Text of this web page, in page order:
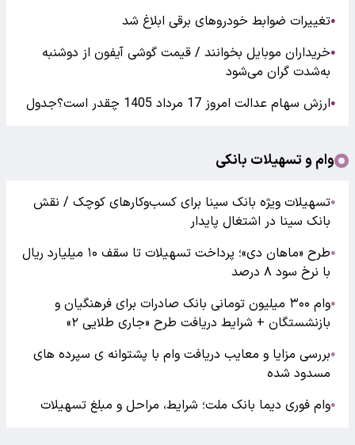
●تغییرات ضوابط خودروهای برقی ابلاغ شد
●خریداران موبایل بخوانند / قیمت گوشی آیفون از دوشنبه
به‌شدت گران‌ می‌شود
●ارزش سهام عدالت امروز 17 مرداد 1405 چقدر است؟جدول
وام و تسهیلات بانکی
●تسهیلات ویژه بانک سینا برای کسب‌وکارهای کوچک / نقش
بانک سینا در اشتغال پایدار
●
طرح «ماهان دی»؛ پرداخت تسهیلات تا سقف ۱۰ میلیارد ریال
با نرخ سود ۸ درصد
●
وام ۳۰۰ میلیون تومانی بانک صادرات برای فرهنگیان و
بازنشستگان + شرایط دریافت طرح «جاری طلایی ۲»
●بررسی مزایا و معایب دریافت وام با پشتوانه ی سپرده های
مسدود شده
●وام فوری دیما بانک ملت؛ شرایط، مراحل و مبلغ تسهیلات